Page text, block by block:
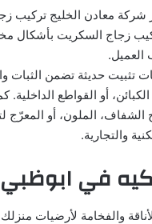
شركة معادن الخليج تركيب
زجاج السكريت بأشكال
تثبيت حديثة تضمن الثبات
أو القواطع الداخلية.
الشفاف، الملون، أو المعرّج
والتجارية.
في ابوظبي
والفخامة لأرضيات